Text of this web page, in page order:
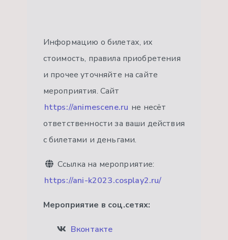
Информацию о билетах, их
стоимость, правила приобретения
и прочее уточняйте на сайте
мероприятия. Сайт
https://animescene.ru не несёт
ответственности за ваши действия
с билетами и деньгами.
Ссылка на мероприятие:
https://ani-k2023.cosplay2.ru/
Мероприятие в соц.сетях:
Вконтакте